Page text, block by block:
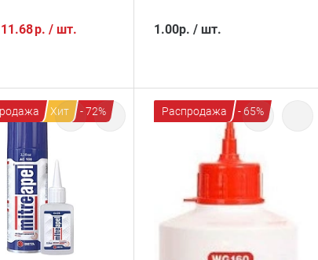
11.68р. / шт. 1.00р. / шт.
Хит - 72% Распродажа - 65%